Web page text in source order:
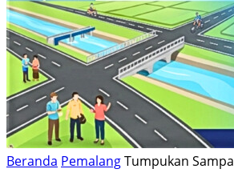
Beranda PemalangTumpukan